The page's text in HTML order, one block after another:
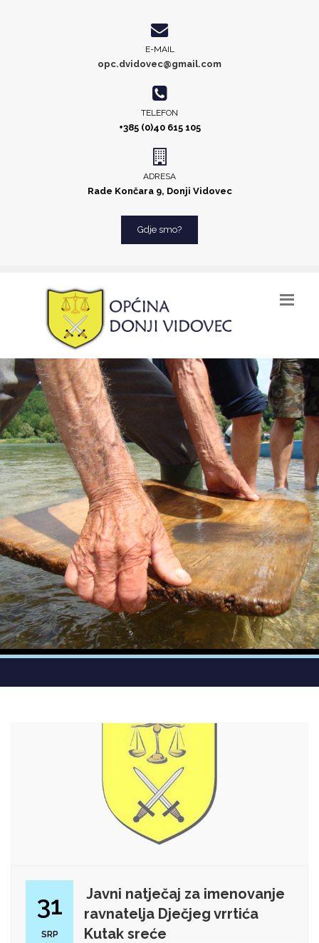
E-MAIL
opc.dvidovec@gmail.com
TELEFON
+385 (0)40 615 105
ADRESA
Rade Končara 9, Donji Vidovec
Gdje smo?
31
SRP
Javni natječaj za imenovanje
ravnatelja Dječjeg vrrtića
Kutak sreće